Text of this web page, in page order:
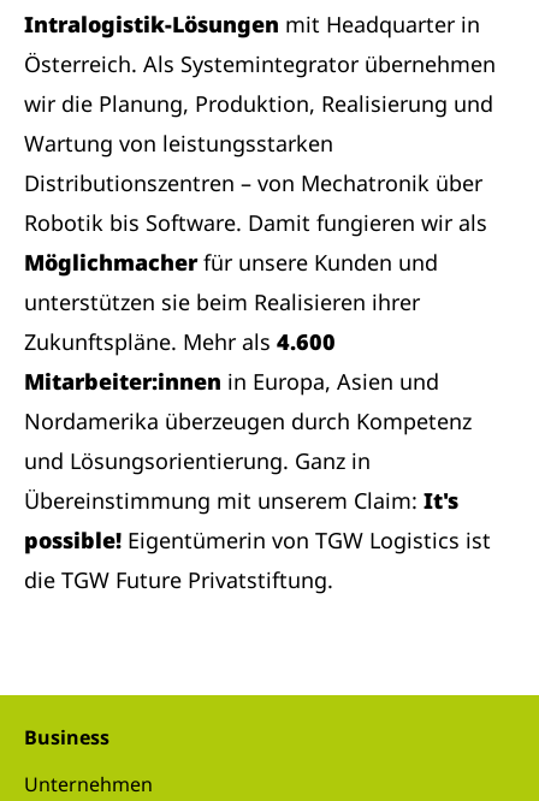
Intralogistik-Lösungen mit Headquarter in
Österreich. Als Systemintegrator übernehmen
wir die Planung, Produktion, Realisierung und
Wartung von leistungsstarken
Distributionszentren – von Mechatronik über
Robotik bis Software. Damit fungieren wir als
Möglichmacherfür unsere Kunden und
unterstützen sie beim Realisieren ihrer
Zukunftspläne. Mehr als 4.600
Mitarbeiter:innen in Europa, Asien und
Nordamerika überzeugen durch Kompetenz
und Lösungsorientierung. Ganz in
Übereinstimmung mit unserem Claim: It's
possible! Eigentümerin von TGW Logistics ist
die TGW Future Privatstiftung.
Business
Unternehmen